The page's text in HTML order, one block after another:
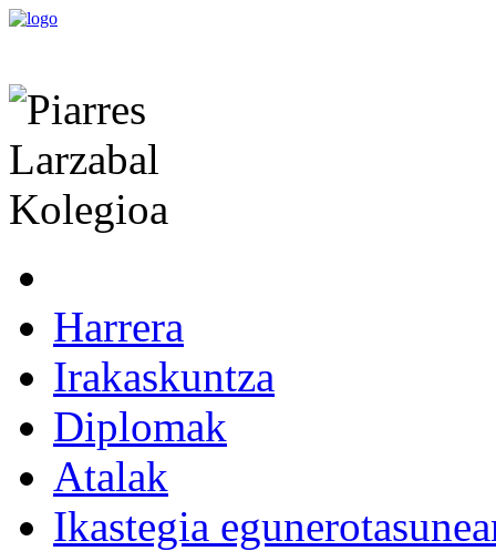
Harrera
Irakaskuntza
Diplomak
Atalak
Ikastegia